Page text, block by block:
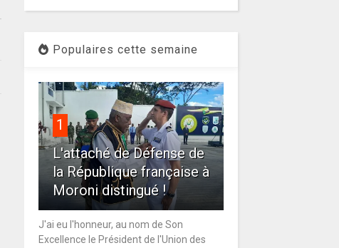
Populaires cette semaine
1
L'attaché de Défense de
la République française à
Moroni distingué !
J'ai eu l'honneur, au nom de Son
Excellence le Président de l'Union des